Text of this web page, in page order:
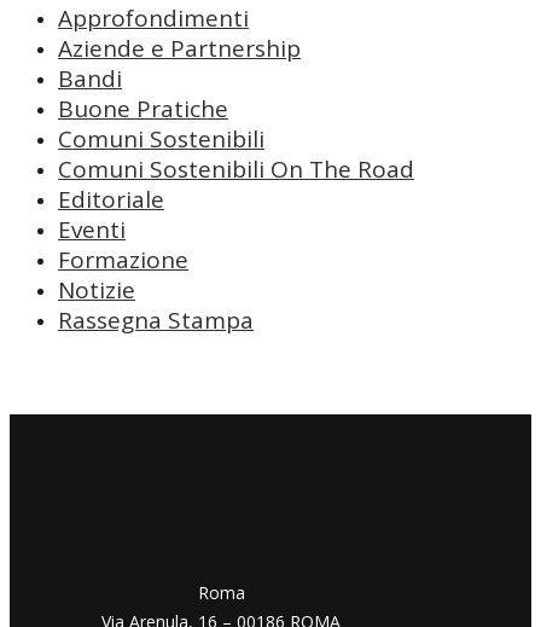
Approfondimenti
Aziende e Partnership
Bandi
Buone Pratiche
Comuni Sostenibili
Comuni Sostenibili On The Road
Editoriale
Eventi
Formazione
Notizie
Rassegna Stampa
​​Roma
Via Arenula, 16 – 00186 ROMA